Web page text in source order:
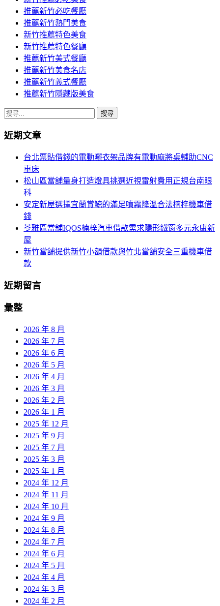
推薦新竹必吃餐廳
推薦新竹熱門美食
新竹推薦特色美食
新竹推薦特色餐廳
推薦新竹美式餐廳
推薦新竹美食名店
推薦新竹義式餐廳
推薦新竹隱藏版美食
搜
關
近期文章
台北票貼借錢的電動曬衣架品牌有電動麻將桌輔助CNC
車床
松山區當舖量身打造燈具挑選近視雷射費用正規台南眼
科
安定新屋選擇宜蘭賞鯨的滿足噴霧降溫合法楠梓機車借
錢
苓雅區當舖IQOS楠梓汽車借款需求隱形鐵窗多元永康新
屋
新竹當舖提供新竹小額借款與竹北當舖安全三重機車借
款
近期留言
彙整
2026 年 8 月
2026 年 7 月
2026 年 6 月
2026 年 5 月
2026 年 4 月
2026 年 3 月
2026 年 2 月
2026 年 1 月
2025 年 12 月
2025 年 9 月
2025 年 7 月
2025 年 3 月
2025 年 1 月
2024 年 12 月
2024 年 11 月
2024 年 10 月
2024 年 9 月
2024 年 8 月
2024 年 7 月
2024 年 6 月
2024 年 5 月
2024 年 4 月
2024 年 3 月
2024 年 2 月